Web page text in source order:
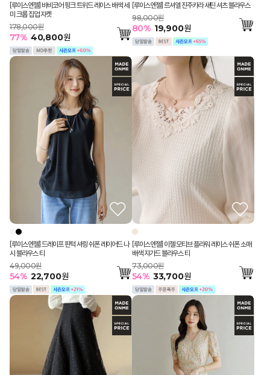
[루이스엔젤] 바비코어 핑크 트위드 레이스 배색 세
미 크롭 집업 자켓
178,000원
77% 40,800원
[루이스엔젤] 르셔엘 진주카라 새틴 셔츠 블라우스
98,000원
80% 19,900원
[루이스엔젤] 드레이프 핀턱 셔링 쉬폰 레이어드 나
시 블라우스 티
49,000원
54% 22,700원
[루이스엔젤] 이젤 모티브 플라워 레이스 쉬폰 소매
배색 쟈가드 블라우스 티
73,000원
54% 33,700원